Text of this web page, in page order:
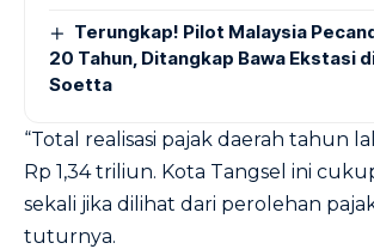
Terungkap! Pilot Malaysia
20 Tahun, Ditangkap Bawa Ekstasi
Soetta
“Total realisasi pajak daerah tahun
Rp 1,34 triliun. Kota Tangsel ini
sekali jika dilihat dari perolehan
tuturnya.